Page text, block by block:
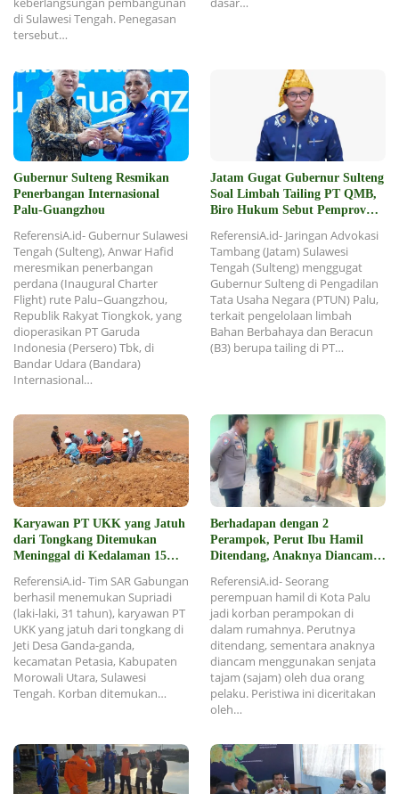
di Sulawesi Tengah. Penegasan
tersebut…
Gubernur Sulteng Resmikan
Penerbangan Internasional
Palu-Guangzhou
ReferensiA.id- Gubernur Sulawesi
Tengah (Sulteng), Anwar Hafid
meresmikan penerbangan
perdana (Inaugural Charter
Flight) rute Palu–Guangzhou,
Republik Rakyat Tiongkok, yang
dioperasikan PT Garuda
Indonesia (Persero) Tbk, di
Bandar Udara (Bandara)
Internasional…
Jatam Gugat Gubernur Sulteng
Soal Limbah Tailing PT QMB,
Biro Hukum Sebut Pemprov
ReferensiA.id- Jaringan Advokasi
Tambang (Jatam) Sulawesi
Tengah (Sulteng) menggugat
Gubernur Sulteng di Pengadilan
Tata Usaha Negara (PTUN) Palu,
terkait pengelolaan limbah
Bahan Berbahaya dan Beracun
(B3) berupa tailing di PT…
Karyawan PT UKK yang Jatuh
dari Tongkang Ditemukan
Meninggal di Kedalaman 15
ReferensiA.id- Tim SAR Gabungan
berhasil menemukan Supriadi
(laki-laki, 31 tahun), karyawan PT
UKK yang jatuh dari tongkang di
Jeti Desa Ganda-ganda,
kecamatan Petasia, Kabupaten
Morowali Utara, Sulawesi
Tengah. Korban ditemukan…
Berhadapan dengan 2
Perampok, Perut Ibu Hamil
Ditendang, Anaknya Diancam
ReferensiA.id- Seorang
perempuan hamil di Kota Palu
jadi korban perampokan di
dalam rumahnya. Perutnya
ditendang, sementara anaknya
diancam menggunakan senjata
tajam (sajam) oleh dua orang
pelaku. Peristiwa ini diceritakan
oleh…